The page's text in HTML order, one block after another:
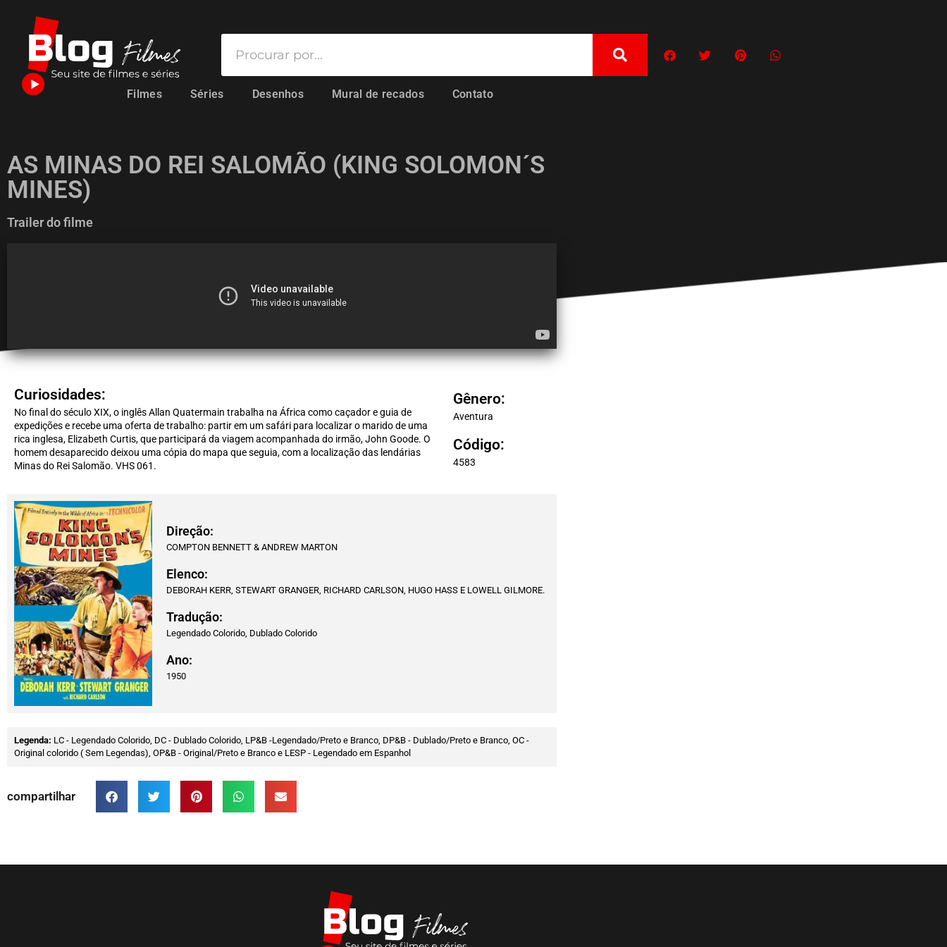
Filmes Séries Desenhos Mural de recados Contato
AS MINAS DO REI SALOMÃO (KING SOLOMON´S
MINES)
Trailer do filme
Curiosidades:
No final do século XIX, o inglês Allan Quatermain trabalha na África como caçador e guia de
expedições e recebe uma oferta de trabalho: partir em um safári para localizar o marido de uma
rica inglesa, Elizabeth Curtis, que participará da viagem acompanhada do irmão, John Goode. O
homem desaparecido deixou uma cópia do mapa que seguia, com a localização das lendárias
Minas do Rei Salomão. VHS 061.
Gênero:
Aventura
Código:
4583
Direção:
COMPTON BENNETT & ANDREW MARTON
Elenco:
DEBORAH KERR, STEWART GRANGER, RICHARD CARLSON, HUGO HASS E LOWELL GILMORE.
Tradução:
Legendado Colorido, Dublado Colorido
Ano:
1950
Legenda: LC - Legendado Colorido, DC - Dublado Colorido, LP&B -Legendado/Preto e Branco, DP&B - Dublado/Preto e Branco, OC -
Original colorido ( Sem Legendas), OP&B - Original/Preto e Branco e LESP - Legendado em Espanhol
compartilhar